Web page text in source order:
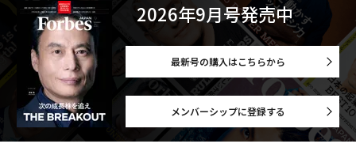
2026年9月号発売中
最新号の購入はこちらから
メンバーシップに登録する